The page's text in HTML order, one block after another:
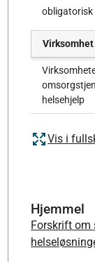
obligatorisk
Virksomhet
helsehjelp
Vis i
Hjemmel
Forskrift om